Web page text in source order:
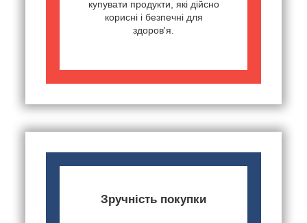
купувати продукти, які дійсно
корисні і безпечні для
здоров'я.
Зручність покупки